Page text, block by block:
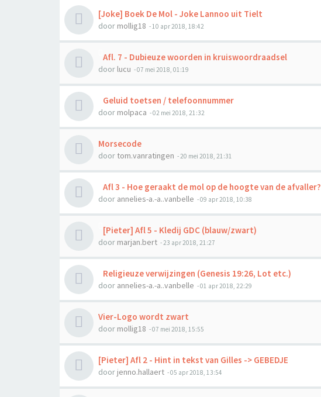
[Joke] Boek De Mol - Joke Lannoo uit Tielt
door mollig18 -10 apr 2018, 18:42
Afl. 7 - Dubieuze woorden in kruiswoordraadsel
door lucu -07 mei 2018, 01:19
Geluid toetsen / telefoonnummer
door molpaca -02 mei 2018, 21:32
Morsecode
door tom.vanratingen -20 mei 2018, 21:31
Afl 3 - Hoe geraakt de mol op de hoogte van de afvaller?
door annelies-a.-a..vanbelle -09 apr 2018, 10:38
[Pieter] Afl 5 - Kledij GDC (blauw/zwart)
door marjan.bert -23 apr 2018, 21:27
Religieuze verwijzingen (Genesis 19:26, Lot etc.)
door annelies-a.-a..vanbelle -01 apr 2018, 22:29
Vier-Logo wordt zwart
door mollig18 -07 mei 2018, 15:55
[Pieter] Afl 2 - Hint in tekst van Gilles -> GEBEDJE
door jenno.hallaert -05 apr 2018, 13:54